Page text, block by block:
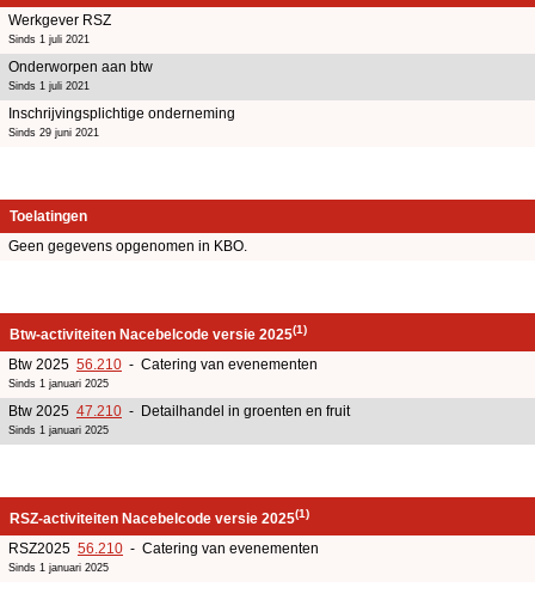
Werkgever RSZ
Sinds 1 juli 2021
Onderworpen aan btw
Sinds 1 juli 2021
Inschrijvingsplichtige onderneming
Sinds 29 juni 2021
Toelatingen
Geen gegevens opgenomen in KBO.
Btw-activiteiten Nacebelcode versie 2025(1)
Btw 2025 56.210 - Catering van evenementen
Sinds 1 januari 2025
Btw 2025 47.210 - Detailhandel in groenten en fruit
Sinds 1 januari 2025
RSZ-activiteiten Nacebelcode versie 2025(1)
RSZ2025 56.210 - Catering van evenementen
Sinds 1 januari 2025